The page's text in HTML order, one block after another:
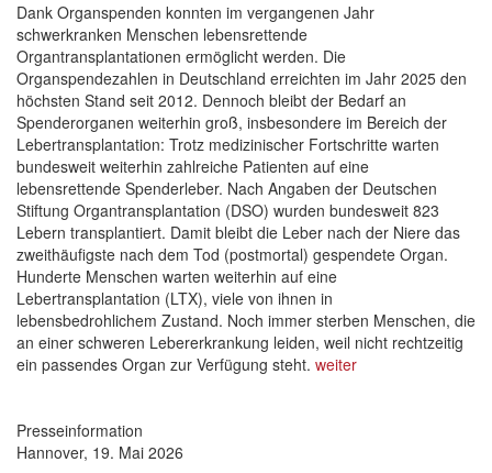
Dank Organspenden konnten im vergangenen Jahr
schwerkranken Menschen lebensrettende
Organtransplantationen ermöglicht werden. Die
Organspendezahlen in Deutschland erreichten im Jahr 2025 den
höchsten Stand seit 2012. Dennoch bleibt der Bedarf an
Spenderorganen weiterhin groß, insbesondere im Bereich der
Lebertransplantation: Trotz medizinischer Fortschritte warten
bundesweit weiterhin zahlreiche Patienten auf eine
lebensrettende Spenderleber. Nach Angaben der Deutschen
Stiftung Organtransplantation (DSO) wurden bundesweit 823
Lebern transplantiert. Damit bleibt die Leber nach der Niere das
zweithäufigste nach dem Tod (postmortal) gespendete Organ.
Hunderte Menschen warten weiterhin auf eine
Lebertransplantation (LTX), viele von ihnen in
lebensbedrohlichem Zustand. Noch immer sterben Menschen, die
an einer schweren Lebererkrankung leiden, weil nicht rechtzeitig
ein passendes Organ zur Verfügung steht. weiter
Presseinformation
Hannover, 19. Mai 2026